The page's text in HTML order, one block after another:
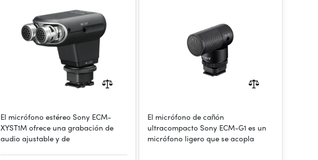
El micrófono estéreo Sony ECM-
XYST1M ofrece una grabación de
audio ajustable y de
El micrófono de cañón
ultracompacto Sony ECM-G1 es un
micrófono ligero que se acopla